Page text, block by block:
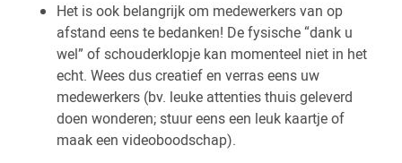
Het is ook belangrijk om medewerkers van op
afstand eens te bedanken! De fysische “dank u
wel” of schouderklopje kan momenteel niet in het
echt. Wees dus creatief en verras eens uw
medewerkers (bv. leuke attenties thuis geleverd
doen wonderen; stuur eens een leuk kaartje of
maak een videoboodschap).